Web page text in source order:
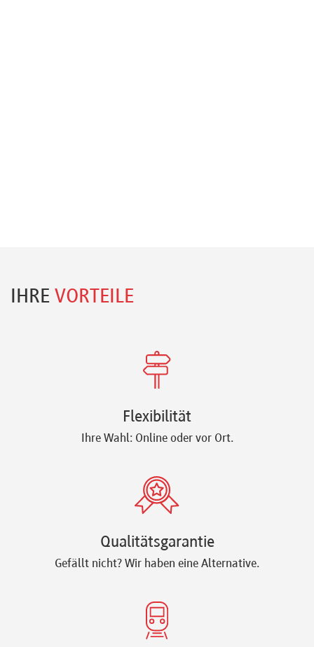
IHRE VORTEILE
Flexibilität
Ihre Wahl: Online oder vor Ort.
Qualitätsgarantie
Gefällt nicht? Wir haben eine Alternative.